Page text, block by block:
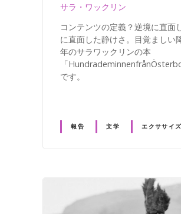
サラ・ワックリン
コンテンツの定義？逆境に直面
に直面した静けさ。目覚ましい
年のサラワックリンの本
「
です。
報告 文学 エクササイズ